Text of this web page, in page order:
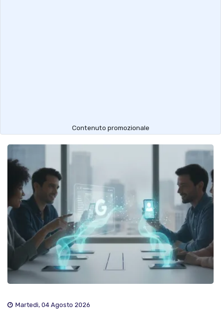
Contenuto promozionale
Martedì, 04 Agosto 2026